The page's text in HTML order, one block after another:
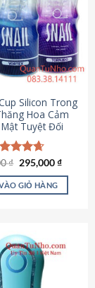
Silicon Trong
Hoa Cảm
Mật Tuyệt Đối
xếp
4.69
₫ Giá
là:
650,000 ₫.
295,000₫Giá
tại
GIỎ HÀNG